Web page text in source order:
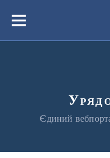
вмістуМеню
Єдиний